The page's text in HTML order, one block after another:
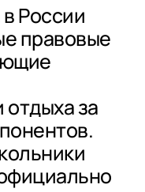
России
правовые
за